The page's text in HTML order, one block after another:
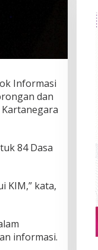
Informasi
dan
84 Dasa
KIM,” kata,
informasi.